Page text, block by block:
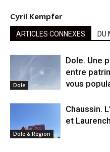
Cyril Kempfer
ARTICLES CONNEXES DU
Dole
Dole. Une
entre
vous
Dole & Région
Chaussin.
et